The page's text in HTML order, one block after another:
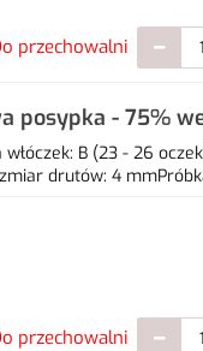
przechowalni
posypka - 75%
B (23 - 26
drutów: 4
przechowalni